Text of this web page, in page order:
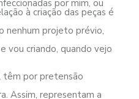
por mim, ou
à criação das peças é
nenhum projeto prévio,
vou criando, quando vejo
têm por pretensão
Assim, representam a